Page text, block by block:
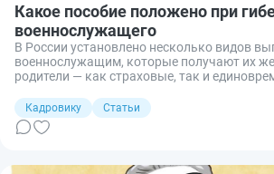
Какое пособие положено при
военнослужащего
В России установлено несколько видов
военнослужащим, которые получают их
родители — как страховые, так и
введены дополнительные пособия для
при защите Донбасса и выполнении
Кадровику
Статьи